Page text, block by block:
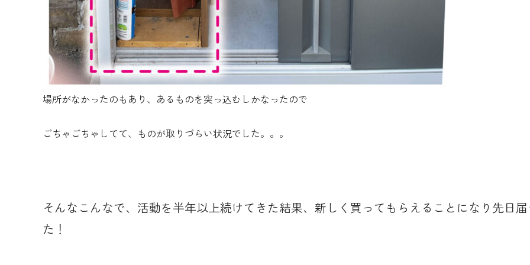
場所がなかったのもあり、あるものを突っ込むしかなったので
ごちゃごちゃしてて、ものが取りづらい状況でした。。。
そんなこんなで、活動を半年以上続けてきた結果、新しく買ってもらえることになり先日
た！